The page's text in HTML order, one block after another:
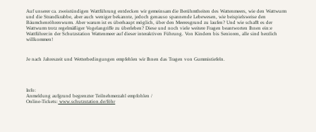
Auf unserer ca. zweistündigen Wattführung entdecken wir gemeinsam die Berühmtheiten des Wattenmeers, wie den Wattwurm
und die Strandkrabbe, aber auch weniger bekannte, jedoch genauso spannende Lebewesen, wie beispielsweise den
Bäumchenröhrenwurm. Aber warum ist es überhaupt möglich, über den Meeresgrund zu laufen? Und wie schafft es der
Wattwurm trotz regelmäßiger Vogelangriffe zu überleben? Diese und noch viele weitere Fragen beantworten Ihnen ein:e
Wattführer:in der Schutzstation Wattenmeer auf dieser interaktiven Führung. Von Kindern bis Senioren, alle sind herzlich
willkommen!
Je nach Jahreszeit und Wetterbedingungen empfehlen wir Ihnen das Tragen von Gummistiefeln.
Info:
Anmeldung aufgrund begrenzter Teilnehmerzahl empfohlen /
Online-Tickets: www.schutzstation.de/föhr